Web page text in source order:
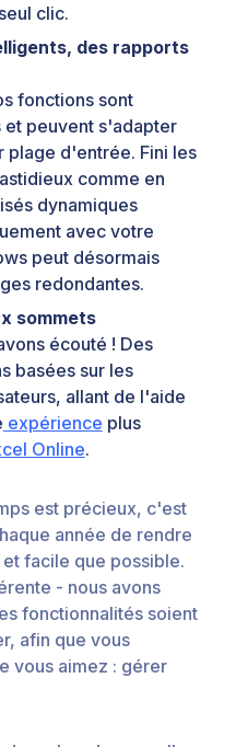
clic.
des rapports
fonctions sont
et peuvent s'adapter
plage d'entrée. Fini les
comme en
dynamiques
avec votre
peut désormais
redondantes.
sommets
écouté ! Des
basées sur les
allant de l'aide
expérience plus
Online.
est précieux, c'est
année de rendre
facile que possible.
- nous avons
fonctionnalités soient
afin que vous
vous aimez : gérer